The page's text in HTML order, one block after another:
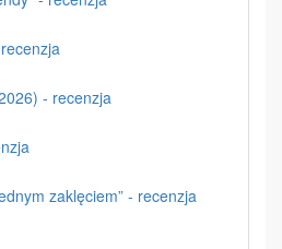
- recenzja
zaklęciem” - recenzja